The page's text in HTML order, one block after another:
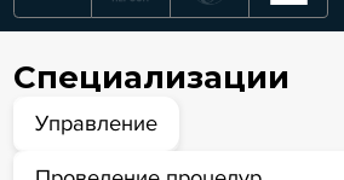
Специализации
Управление